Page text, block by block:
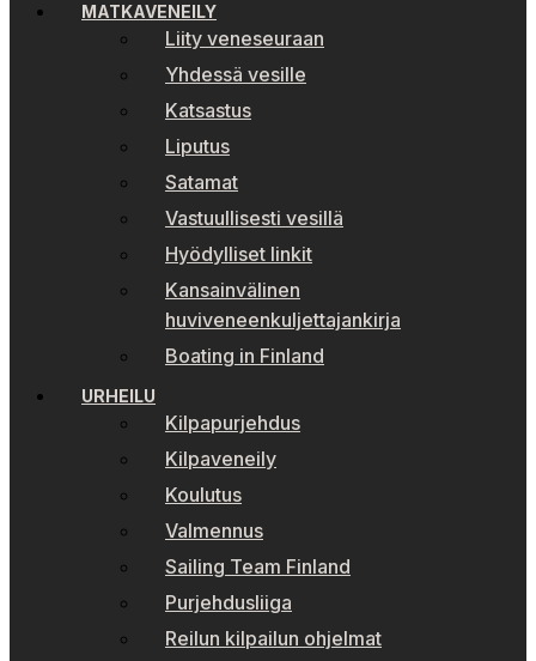
MATKAVENEILY
Liity veneseuraan
Yhdessä vesille
Katsastus
Liputus
Satamat
Vastuullisesti vesillä
Hyödylliset linkit
Kansainvälinen
huviveneenkuljettajankirja
Boating in Finland
URHEILU
Kilpapurjehdus
Kilpaveneily
Koulutus
Valmennus
Sailing Team Finland
Purjehdusliiga
Reilun kilpailun ohjelmat